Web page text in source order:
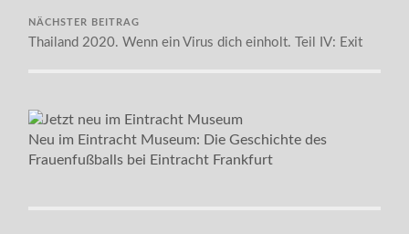
NÄCHSTER BEITRAG
Thailand 2020. Wenn ein Virus dich einholt. Teil IV: Exit
Neu im Eintracht Museum: Die Geschichte des
Frauenfußballs bei Eintracht Frankfurt